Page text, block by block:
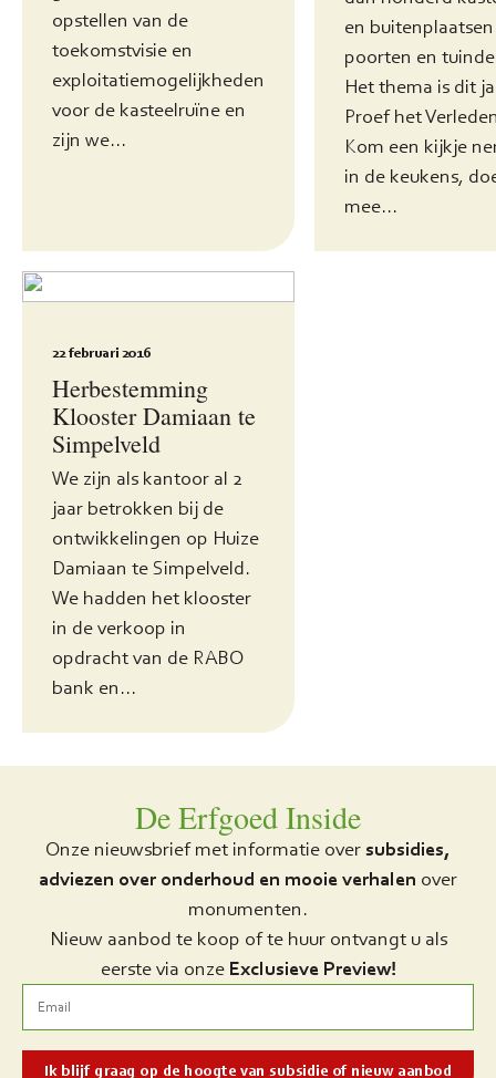
opstellen van de
toekomstvisie en
exploitatiemogelijkheden
voor de kasteelruïne en
zijn we...
en
poorten en
Het thema is dit
Proef het
Kom een kijkje
in de keukens,
mee...
22 februari 2016
Herbestemming
Klooster Damiaan te
Simpelveld
We zijn als kantoor al 2
jaar betrokken bij de
ontwikkelingen op Huize
Damiaan te Simpelveld.
We hadden het klooster
in de verkoop in
opdracht van de RABO
bank en...
De Erfgoed Inside
Onze nieuwsbrief met informatie oversubsidies,
adviezen over onderhoud en mooie verhalen over
monumenten.
Nieuw aanbod te koop of te huur ontvangt u als
eerste via onze Exclusieve Preview!